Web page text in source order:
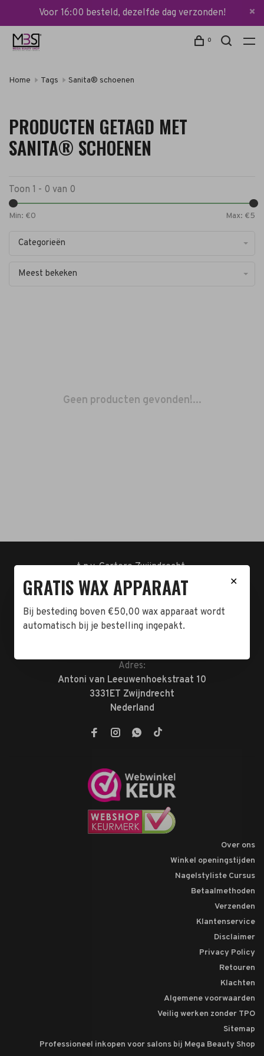
Voor 16:00 besteld, dezelfde dag verzonden!
0
Home Tags Sanita® schoenen
PRODUCTEN GETAGD MET
SANITA® SCHOENEN
Toon 1 - 0 van 0
Min: €0 Max: €5
Categorieën
Meest bekeken
Geen producten gevonden!...
t.n.v. Cartero Zwijndrecht.
IBAN : NL23ABNA0478555466
BTW-NL858962676B01
KVK-72047070
Adres:
Antoni van Leeuwenhoekstraat 10
3331ET Zwijndrecht
Nederland
Over ons
Winkel openingstijden
Nagelstyliste Cursus
Betaalmethoden
Verzenden
Klantenservice
Disclaimer
Privacy Policy
Retouren
Klachten
Algemene voorwaarden
Veilig werken zonder TPO
Sitemap
Professioneel inkopen voor salons bij Mega Beauty Shop
✕
GRATIS WAX APPARAAT
Bij besteding boven €50,00 wax apparaat wordt
automatisch bij je bestelling ingepakt.